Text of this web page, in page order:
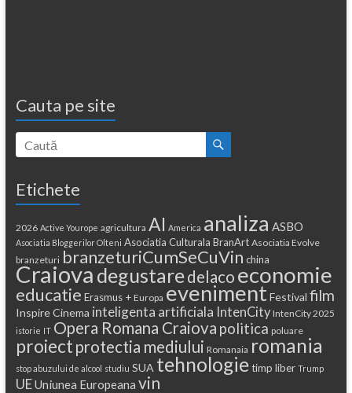
Cauta pe site
Etichete
2026 Active Yourope agricultura AI America analiza ASBO
Asociatia Bloggerilor Olteni Asociatia Culturala BranArt Asociatia Evolve
branzeturi branzeturiCumSeCuVin china
Craiova degustaredelaco economie
educatie Erasmus + Europa eveniment Festival film
Inspire Cinema inteligenta artificiala IntenCity IntenCity 2025
istorie IT Opera Romana Craiova politica poluare
proiect protectia mediului Romanaia romania
stop abuzului de alcool studiu SUA tehnologie timp liber Trump
UEUniunea Europeana vin